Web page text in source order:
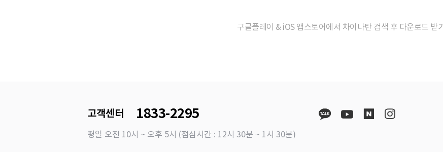
구글플레이 & iOS 앱스토어에서 차이나탄 검색 후 다운로드 받기
고객센터 1833-2295
평일 오전 10시 ~ 오후 5시 (점심시간 : 12시 30분 ~ 1시 30분)